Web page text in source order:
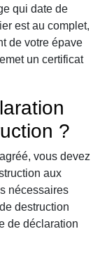
qui date de
est au complet,
de votre épave
un certificat
?
vous devez
aux
nécessaires
destruction
de déclaration